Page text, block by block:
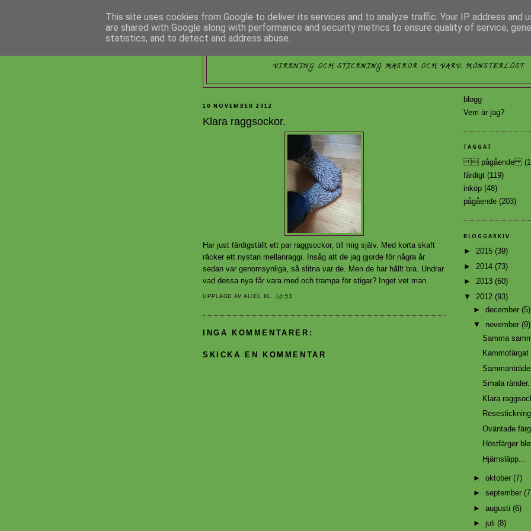
VIRKNING OCH STICKNING MASKOR OCH VARV, MÖNSTERLÖST
10 NOVEMBER 2012
Klara raggsockor.
Har just färdigställt ett par raggsockor, till mig själv. Med korta skaft
räcker ett nystan mellanraggi. Insåg att de jag gjorde för några år
sedan var genomsynliga, så slitna var de. Men de har hållt bra. Undrar
vad dessa nya får vara med och trampa för stigar? Inget vet man.
UPPLAGD AVALIEL KL. 14:53
INGA KOMMENTARER:
SKICKA EN KOMMENTAR
blogg
Vem är jag?
TAGGAT
 pågående
färdigt (119)
inköp (48)
pågående (203)
BLOGGARKIV
► 2015 (39)
► 2014 (73)
► 2013 (60)
▼ 2012 (93)
► december (5)
▼ november (9)
Samma
Kammofärgat
Smala ränder.
Klara
Oväntade
Höstfärger
Hjärnsläpp...
► oktober (7)
► september
► augusti (6)
► juli (8)
This site uses cookies from Google to deliver its services and to analyze traffic. Your IP address and
are shared with Google along with performance and security metrics to ensure quality of service,
statistics, and to detect and address abuse.